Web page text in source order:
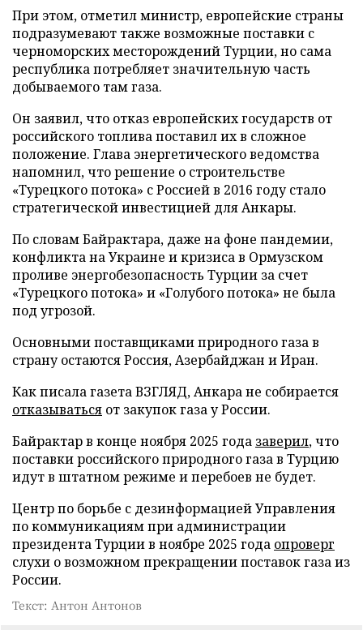
При этом, отметил министр, европейские страны
подразумевают также возможные поставки с
черноморских месторождений Турции, но сама
республика потребляет значительную часть
добываемого там газа.
Он заявил, что отказ европейских государств от
российского топлива поставил их в сложное
положение. Глава энергетического ведомства
напомнил, что решение о строительстве
«Турецкого потока» с Россией в 2016 году стало
стратегической инвестицией для Анкары.
По словам Байрактара, даже на фоне пандемии,
конфликта на Украине и кризиса в Ормузском
проливе энергобезопасность Турции за счет
«Турецкого потока» и «Голубого потока» не была
под угрозой.
Основными поставщиками природного газа в
страну остаются Россия, Азербайджан и Иран.
Как писала газета ВЗГЛЯД, Анкара не собирается
отказываться от закупок газа у России.
Байрактар в конце ноября 2025 года заверил, что
поставки российского природного газа в Турцию
идут в штатном режиме и перебоев не будет.
Центр по борьбе с дезинформацией Управления
по коммуникациям при администрации
президента Турции в ноябре 2025 года опроверг
слухи о возможном прекращении поставок газа из
России.
Текст: Антон Антонов